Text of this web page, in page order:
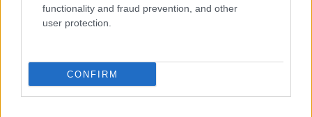
functionality and fraud prevention, and other
user protection.
CONFIRM
βελτιώνει την
αποτελεσματικότητα